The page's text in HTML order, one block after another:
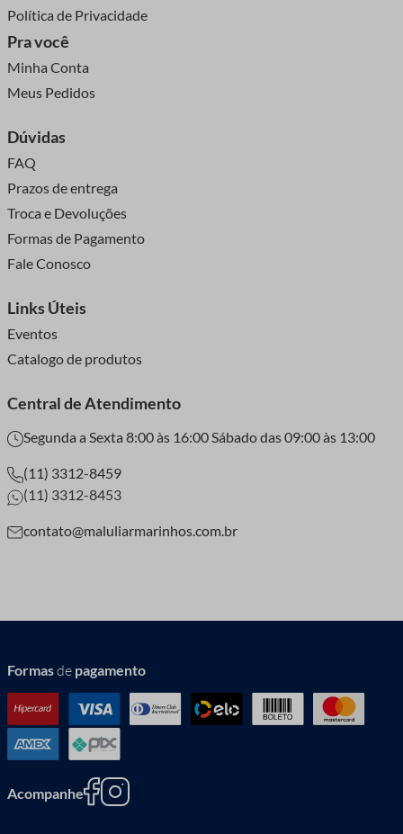
Política de Privacidade
Pra você
Minha Conta
Meus Pedidos
Dúvidas
FAQ
Prazos de entrega
Troca e Devoluções
Formas de Pagamento
Fale Conosco
Links Úteis
Eventos
Catalogo de produtos
Central de Atendimento
Segunda a Sexta 8:00 às 16:00 Sábado das 09:00 às 13:00
(11) 3312-8459
(11) 3312-8453
contato@maluliarmarinhos.com.br
Formasde pagamento
Acompanhe